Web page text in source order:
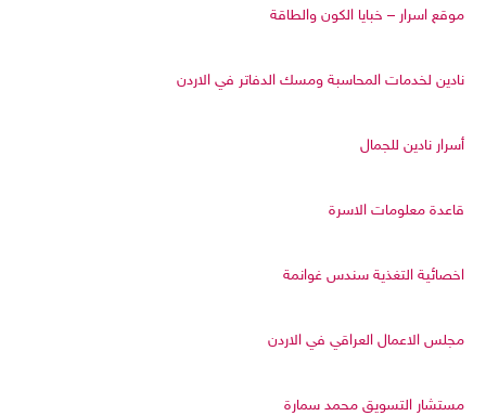
موقع اسرار – خبايا الكون والطاقة
نادين لخدمات المحاسبة ومسك الدفاتر في الاردن
أسرار نادين للجمال
قاعدة معلومات الاسرة
اخصائية التغذية سندس غوانمة
مجلس الاعمال العراقي في الاردن
مستشار التسويق محمد سمارة